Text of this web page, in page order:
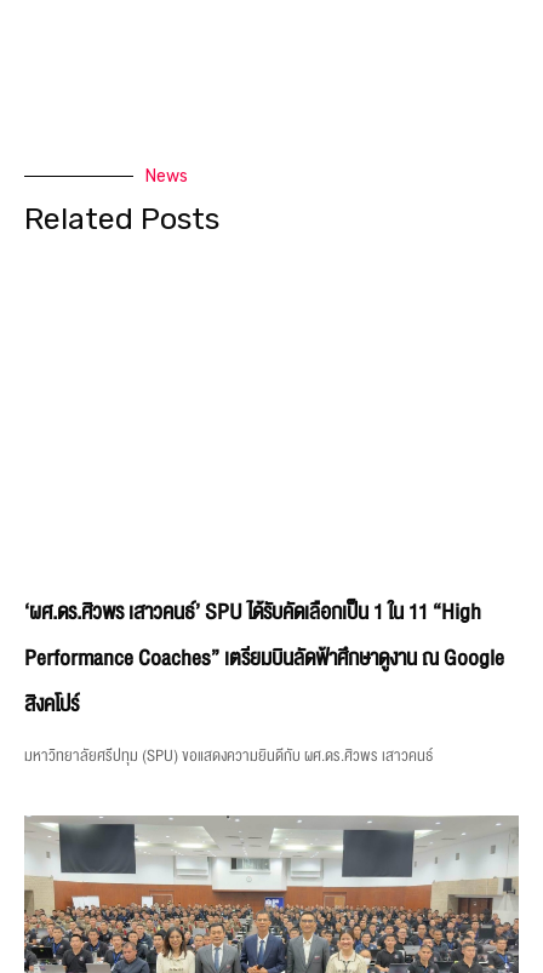
News
Related Posts
‘ผศ.ดร.ศิวพร เสาวคนธ์’ SPU ได้รับคัดเลือกเป็น 1 ใน 11 “High
Performance Coaches” เตรียมบินลัดฟ้าศึกษาดูงาน ณ Google
สิงคโปร์
มหาวิทยาลัยศรีปทุม (SPU) ขอแสดงความยินดีกับ ผศ.ดร.ศิวพร เสาวคนธ์